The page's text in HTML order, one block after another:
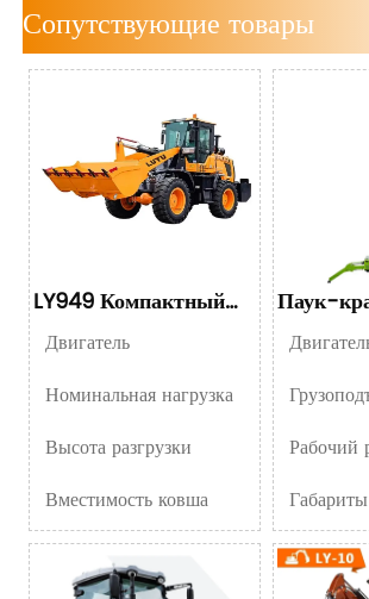
Сопутствующие товары
LY949 Компактный
колесный погрузчик
Двигатель
Номинальная нагрузка
Высота разгрузки
Вместимость ковша
Паук-
Рабочий
Габариты